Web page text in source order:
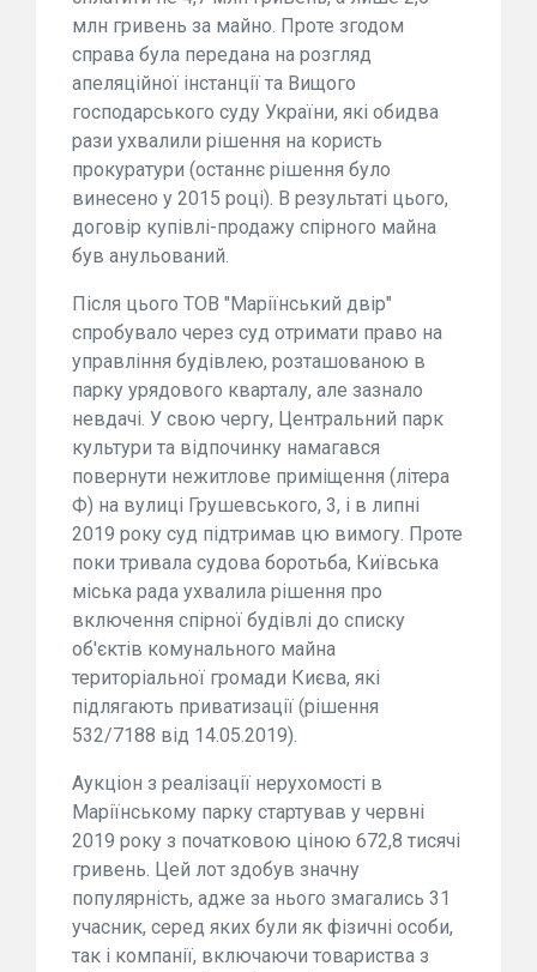
млн гривень за майно. Проте згодом
справа була передана на розгляд
апеляційної інстанції та Вищого
господарського суду України, які обидва
рази ухвалили рішення на користь
прокуратури (останнє рішення було
винесено у 2015 році). В результаті цього,
договір купівлі-продажу спірного майна
був анульований.
Після цього ТОВ "Маріїнський двір"
спробувало через суд отримати право на
управління будівлею, розташованою в
парку урядового кварталу, але зазнало
невдачі. У свою чергу, Центральний парк
культури та відпочинку намагався
повернути нежитлове приміщення (літера
Ф) на вулиці Грушевського, 3, і в липні
2019 року суд підтримав цю вимогу. Проте
поки тривала судова боротьба, Київська
міська рада ухвалила рішення про
включення спірної будівлі до списку
об'єктів комунального майна
територіальної громади Києва, які
підлягають приватизації (рішення
532/7188 від 14.05.2019).
Аукціон з реалізації нерухомості в
Маріїнському парку стартував у червні
2019 року з початковою ціною 672,8 тисячі
гривень. Цей лот здобув значну
популярність, адже за нього змагались 31
учасник, серед яких були як фізичні особи,
так і компанії, включаючи товариства з